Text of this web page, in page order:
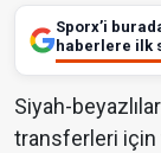
Sporx’i
haberlere ilk
Siyah-
transferleri için